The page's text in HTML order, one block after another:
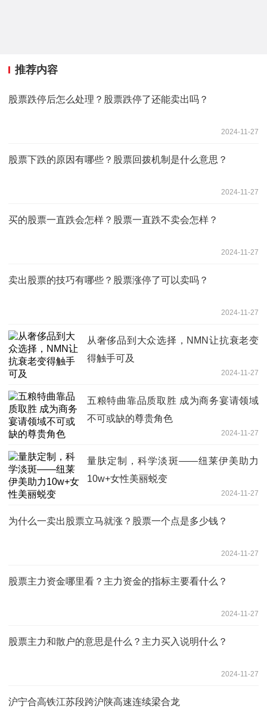
推荐内容
股票跌停后怎么处理？股票跌停了还能卖出吗？
2024-11-27
股票下跌的原因有哪些？股票回拨机制是什么意思？
2024-11-27
买的股票一直跌会怎样？股票一直跌不卖会怎样？
2024-11-27
卖出股票的技巧有哪些？股票涨停了可以卖吗？
2024-11-27
从奢侈品到大众选择，NMN让抗衰老变
得触手可及
2024-11-27
五粮特曲靠品质取胜 成为商务宴请领域
不可或缺的尊贵角色
2024-11-27
量肤定制，科学淡斑——纽莱伊美助力
10w+女性美丽蜕变
2024-11-27
为什么一卖出股票立马就涨？股票一个点是多少钱？
2024-11-27
股票主力资金哪里看？主力资金的指标主要看什么？
2024-11-27
股票主力和散户的意思是什么？主力买入说明什么？
2024-11-27
沪宁合高铁江苏段跨沪陕高速连续梁合龙